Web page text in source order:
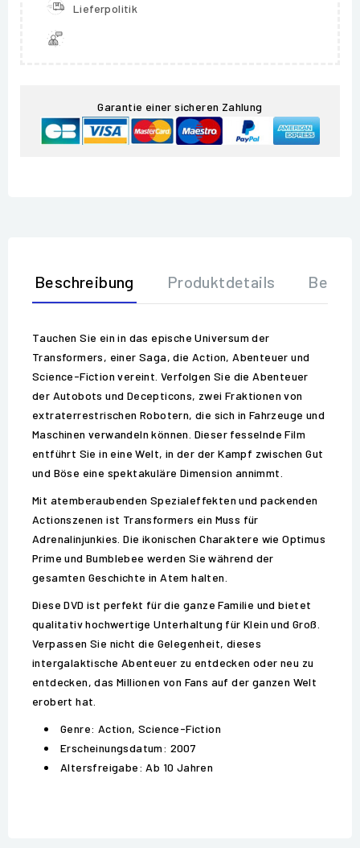
Lieferpolitik
Garantie einer sicheren Zahlung
Beschreibung Produktdetails
Tauchen Sie ein in das epische Universum der
Transformers, einer Saga, die Action, Abenteuer und
Science-Fiction vereint. Verfolgen Sie die Abenteuer
der Autobots und Decepticons, zwei Fraktionen von
extraterrestrischen Robotern, die sich in Fahrzeuge und
Maschinen verwandeln können. Dieser fesselnde Film
entführt Sie in eine Welt, in der der Kampf zwischen Gut
und Böse eine spektakuläre Dimension annimmt.
Mit atemberaubenden Spezialeffekten und packenden
Actionszenen ist Transformers ein Muss für
Adrenalinjunkies. Die ikonischen Charaktere wie Optimus
Prime und Bumblebee werden Sie während der
gesamten Geschichte in Atem halten.
Diese DVD ist perfekt für die ganze Familie und bietet
qualitativ hochwertige Unterhaltung für Klein und Groß.
Verpassen Sie nicht die Gelegenheit, dieses
intergalaktische Abenteuer zu entdecken oder neu zu
entdecken, das Millionen von Fans auf der ganzen Welt
erobert hat.
Genre: Action, Science-Fiction
Erscheinungsdatum: 2007
Altersfreigabe: Ab 10 Jahren